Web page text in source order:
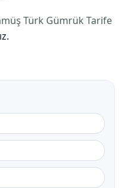
Türk Gümrük Tarife